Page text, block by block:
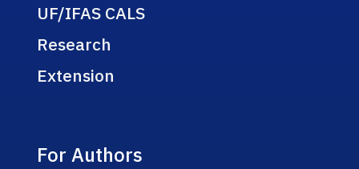
UF/IFAS CALS
Research
Extension
For Authors